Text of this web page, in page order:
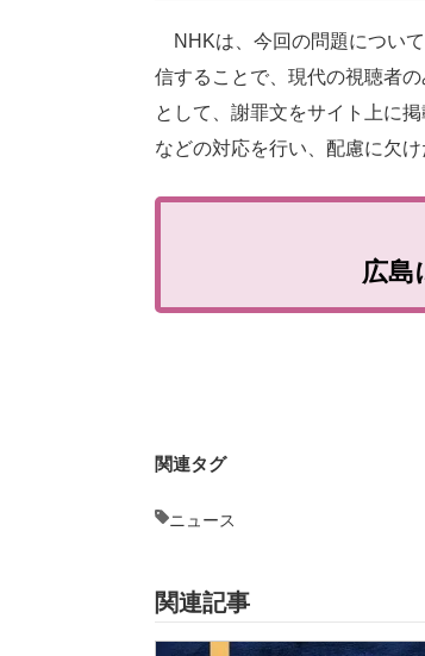
NHKは、今回の問題につい
信することで、現代の視聴者
として、謝罪文をサイト上に
などの対応を行い、配慮に欠
広島
関連タグ
ニュース
関連記事